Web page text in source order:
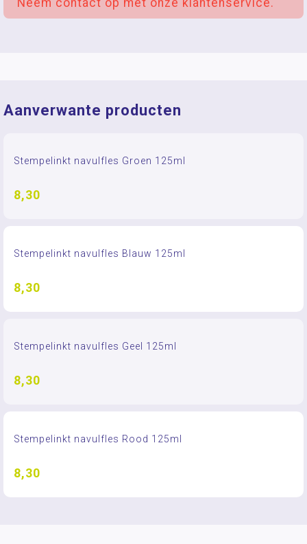
Neem contact op met onze klantenservice.
Aanverwante producten
Stempelinkt navulfles Groen 125ml
8,30
Stempelinkt navulfles Blauw 125ml
8,30
Stempelinkt navulfles Geel 125ml
8,30
Stempelinkt navulfles Rood 125ml
8,30